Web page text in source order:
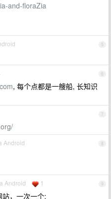
and-floraZia
5
6
, 每个点都是一艘船, 长知识
7
8
Android
9
Android 1
，一次一个: